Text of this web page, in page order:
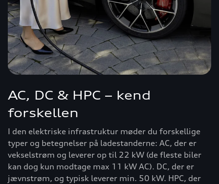
AC, DC & HPC – kend
forskellen
I den elektriske infrastruktur møder du forskellige
typer og betegnelser på ladestanderne: AC, der er
vekselstrøm og leverer op til 22 kW (de fleste biler
kan dog kun modtage max 11 kW AC). DC, der er
jævnstrøm, og typisk leverer min. 50 kW. HPC, der